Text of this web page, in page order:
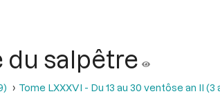
du salpêtre
Tome LXXXVI - Du 13 au 30 ventôse an II (3